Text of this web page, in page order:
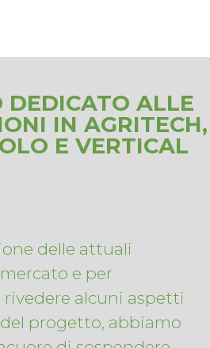
DEDICATO ALLE
IN AGRITECH,
E VERTICAL
delle attuali
e per
alcuni aspetti
progetto, abbiamo